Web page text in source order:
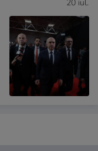
20 iul.